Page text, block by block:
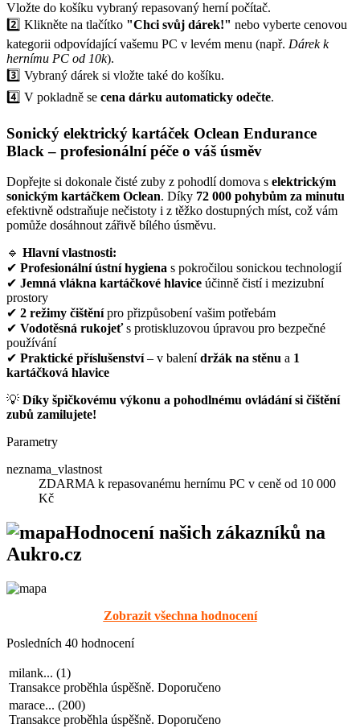
Vložte do košíku vybraný repasovaný herní počítač.
2️⃣ Klikněte na tlačítko "Chci svůj dárek!" nebo vyberte cenovou
kategorii odpovídající vašemu PC v levém menu (např. Dárek k
hernímu PC od 10k).
3️⃣ Vybraný dárek si vložte také do košíku.
4️⃣ V pokladně se cena dárku automaticky odečte.
Sonický elektrický kartáček Oclean Endurance
Black – profesionální péče o váš úsměv
Dopřejte si dokonale čisté zuby z pohodlí domova s elektrickým
sonickým kartáčkem Oclean. Díky 72 000 pohybům za minutu
efektivně odstraňuje nečistoty i z těžko dostupných míst, což vám
pomůže dosáhnout zářivě bílého úsměvu.
🔹 Hlavní vlastnosti:
✔ Profesionální ústní hygiena s pokročilou sonickou technologií
✔ Jemná vlákna kartáčkové hlavice účinně čistí i mezizubní
prostory
✔ 2 režimy čištěnípro přizpůsobení vašim potřebám
✔ Vodotěsná rukojeťs protiskluzovou úpravou pro bezpečné
používání
✔ Praktické příslušenství– v balenídržák na stěnu a 1
kartáčková hlavice
💡 Díky špičkovému výkonu a pohodlnému ovládání si čištění
zubů zamilujete!
Parametry
neznama_vlastnost
ZDARMA k repasovanému hernímu PC v ceně od 10 000
Kč
Hodnocení našich zákazníků na
Aukro.cz
Zobrazit všechna hodnocení
Posledních 40 hodnocení
milank... (1)
Transakce proběhla úspěšně. Doporučeno
marace... (200)
Transakce proběhla úspěšně. Doporučeno